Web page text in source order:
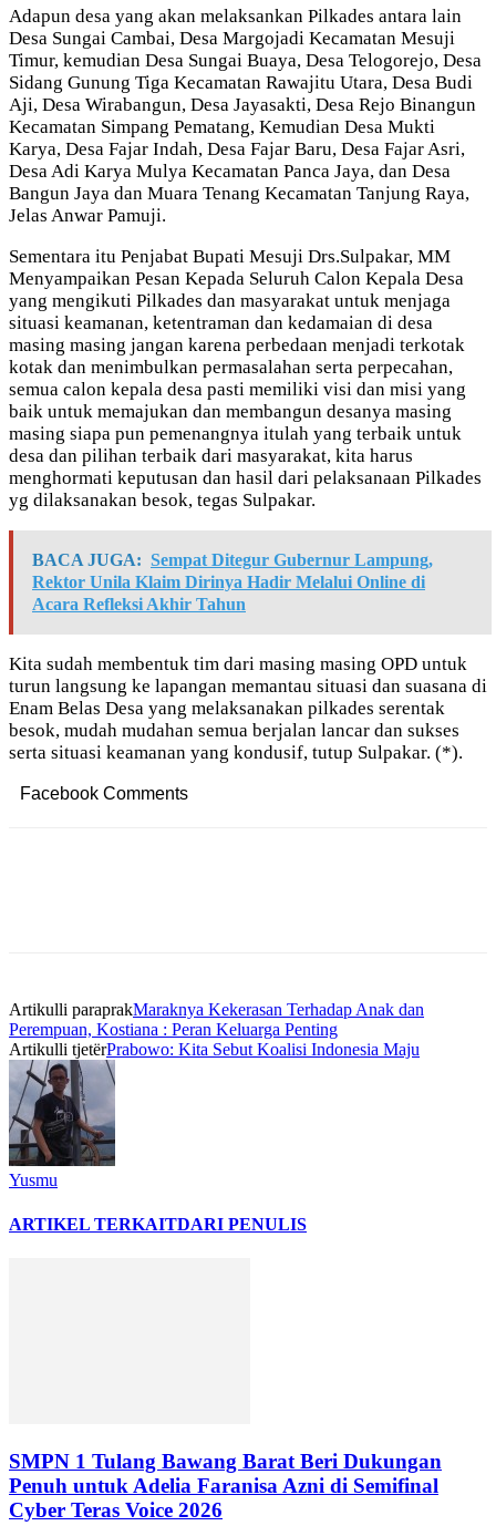
Adapun desa yang akan melaksankan Pilkades antara lain
Desa Sungai Cambai, Desa Margojadi Kecamatan Mesuji
Timur, kemudian Desa Sungai Buaya, Desa Telogorejo, Desa
Sidang Gunung Tiga Kecamatan Rawajitu Utara, Desa Budi
Aji, Desa Wirabangun, Desa Jayasakti, Desa Rejo Binangun
Kecamatan Simpang Pematang, Kemudian Desa Mukti
Karya, Desa Fajar Indah, Desa Fajar Baru, Desa Fajar Asri,
Desa Adi Karya Mulya Kecamatan Panca Jaya, dan Desa
Bangun Jaya dan Muara Tenang Kecamatan Tanjung Raya,
Jelas Anwar Pamuji.
Sementara itu Penjabat Bupati Mesuji Drs.Sulpakar, MM
Menyampaikan Pesan Kepada Seluruh Calon Kepala Desa
yang mengikuti Pilkades dan masyarakat untuk menjaga
situasi keamanan, ketentraman dan kedamaian di desa
masing masing jangan karena perbedaan menjadi terkotak
kotak dan menimbulkan permasalahan serta perpecahan,
semua calon kepala desa pasti memiliki visi dan misi yang
baik untuk memajukan dan membangun desanya masing
masing siapa pun pemenangnya itulah yang terbaik untuk
desa dan pilihan terbaik dari masyarakat, kita harus
menghormati keputusan dan hasil dari pelaksanaan Pilkades
yg dilaksanakan besok, tegas Sulpakar.
BACA JUGA: Sempat Ditegur Gubernur Lampung,
Rektor Unila Klaim Dirinya Hadir Melalui Online di
Acara Refleksi Akhir Tahun
Kita sudah membentuk tim dari masing masing OPD untuk
turun langsung ke lapangan memantau situasi dan suasana di
Enam Belas Desa yang melaksanakan pilkades serentak
besok, mudah mudahan semua berjalan lancar dan sukses
serta situasi keamanan yang kondusif, tutup Sulpakar. (*).
Facebook Comments
Artikulli paraprakMaraknya Kekerasan Terhadap Anak dan
Perempuan, Kostiana : Peran Keluarga Penting
Artikulli tjetërPrabowo: Kita Sebut Koalisi Indonesia Maju
Yusmu
ARTIKEL TERKAITDARI PENULIS
SMPN 1 Tulang Bawang Barat Beri Dukungan
Penuh untuk Adelia Faranisa Azni di Semifinal
Cyber Teras Voice 2026